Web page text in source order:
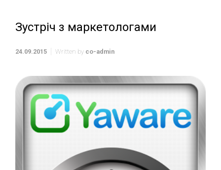
Зустріч з маркетологами
24.09.2015 Written by co-admin